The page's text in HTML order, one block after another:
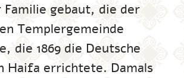
Familie gebaut, die der
Templergemeinde
die 1869 die Deutsche
Haifa errichtete. Damals